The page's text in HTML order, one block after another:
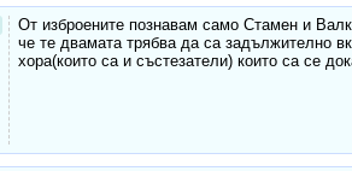
От изброените познавам само Стамен и
че те двамата трябва да са задължително
хора(които са и състезатели) които са се